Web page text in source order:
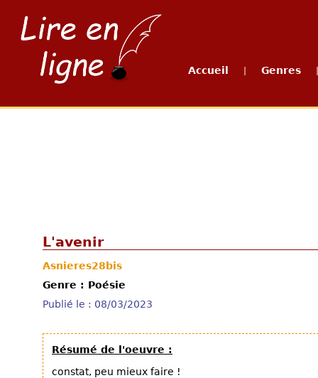
Accueil Genres
L'avenir
Asnieres28bis
Genre : Poésie
Publié le : 08/03/2023
Résumé de l'oeuvre :
constat, peu mieux faire !